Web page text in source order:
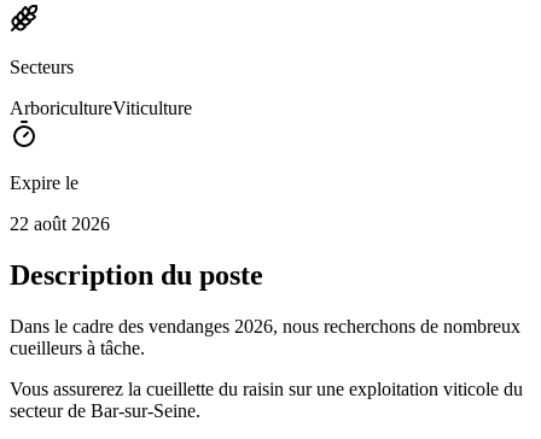
Secteurs
ArboricultureViticulture
Expire le
22 août 2026
Description du poste
Dans le cadre des vendanges 2026, nous recherchons de nombreux
cueilleurs à tâche.
Vous assurerez la cueillette du raisin sur une exploitation viticole du
secteur de Bar-sur-Seine.